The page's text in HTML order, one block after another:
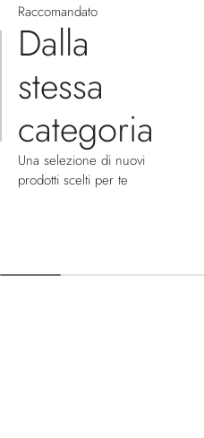
Raccomandato
Dalla
stessa
categoria
Una selezione di nuovi
prodotti scelti per te